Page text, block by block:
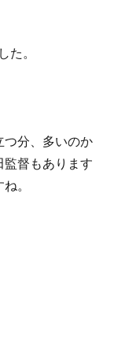
た。
つ分、多いのか
督もあります
。